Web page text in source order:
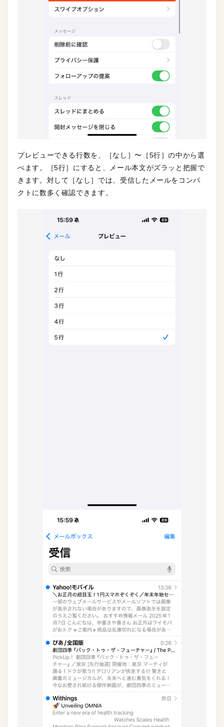
プレビューできる行数を、［なし］〜［5行］の中から選
べます。［5行］にすると、メール本文がズラッと把握で
きます。対して［なし］では、受信したメールをコンパ
クトに数多く確認できます。